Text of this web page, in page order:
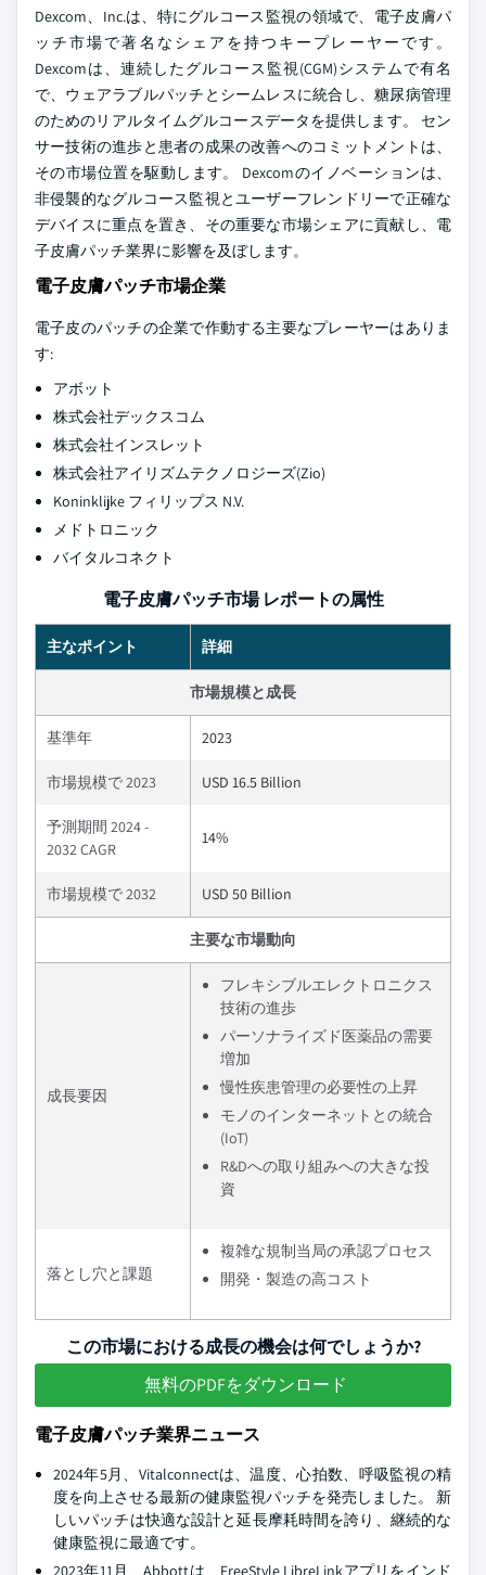
Dexcom、Inc.は、特にグルコース監視の領域で、電子皮膚パ
ッチ市場で著名なシェアを持つキープレーヤーです。
Dexcomは、連続したグルコース監視(CGM)システムで有名
で、ウェアラブルパッチとシームレスに統合し、糖尿病管理
のためのリアルタイムグルコースデータを提供します。 セン
サー技術の進歩と患者の成果の改善へのコミットメントは、
その市場位置を駆動します。 Dexcomのイノベーションは、
非侵襲的なグルコース監視とユーザーフレンドリーで正確な
デバイスに重点を置き、その重要な市場シェアに貢献し、電
子皮膚パッチ業界に影響を及ぼします。
電子皮膚パッチ市場企業
電子皮のパッチの企業で作動する主要なプレーヤーはありま
す:
アボット
株式会社デックスコム
株式会社インスレット
株式会社アイリズムテクノロジーズ(Zio)
Koninklijke フィリップス N.V.
メドトロニック
バイタルコネクト
電子皮膚パッチ市場 レポートの属性
主なポイント 詳細
市場規模と成長
基準年 2023
市場規模で 2023 USD 16.5 Billion
予測期間 2024 -
2032 CAGR
14%
市場規模で 2032 USD 50 Billion
主要な市場動向
成長要因
フレキシブルエレクトロニクス
技術の進歩
パーソナライズド医薬品の需要
増加
慢性疾患管理の必要性の上昇
モノのインターネットとの統合
(IoT)
R&Dへの取り組みへの大きな投
資
落とし穴と課題
複雑な規制当局の承認プロセス
開発・製造の高コスト
この市場における成長の機会は何でしょうか?
無料のPDFをダウンロード
電子皮膚パッチ業界ニュース
2024年5月、Vitalconnectは、温度、心拍数、呼吸監視の精
度を向上させる最新の健康監視パッチを発売しました。 新
しいパッチは快適な設計と延長摩耗時間を誇り、継続的な
健康監視に最適です。
2023年11月、Abbottは、FreeStyle LibreLinkアプリをインド